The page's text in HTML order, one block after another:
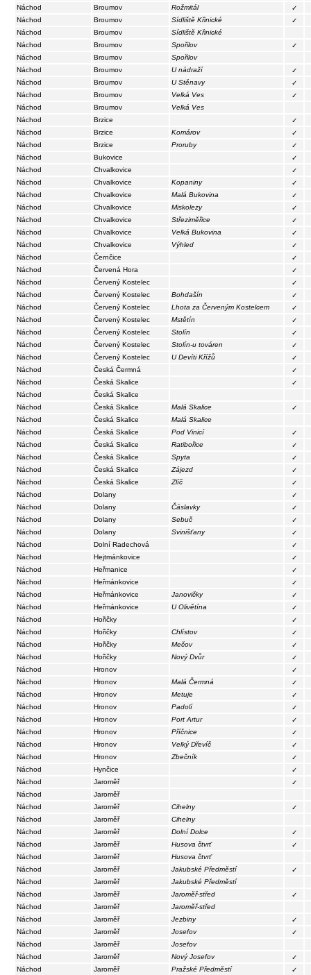
Náchod
Broumov Rožmitál
✓
Náchod
Broumov Sídliště Křinické
✓
Náchod
Broumov
Sídliště Křinické
Náchod
Broumov Spořilov
✓
Náchod
Broumov
Spořilov
Náchod
Broumov U nádraží
✓
Náchod
Broumov U Stěnavy
✓
Náchod
Broumov Velká Ves
✓
Náchod
Broumov
Velká Ves
Náchod
Brzice
✓
Náchod
Brzice Komárov
✓
Náchod
Brzice Proruby
✓
Náchod
Bukovice
✓
Náchod
Chvalkovice
✓
Náchod
Chvalkovice Kopaniny
✓
Náchod
Chvalkovice Malá Bukovina
✓
Náchod
Chvalkovice Miskolezy
✓
Náchod
Chvalkovice Střeziměřice
✓
Náchod
Chvalkovice Velká Bukovina
✓
Náchod
Chvalkovice Výhled
✓
Náchod
Černčice
✓
Náchod
Červená Hora
✓
Náchod
Červený Kostelec
✓
Náchod
Červený Kostelec Bohdašín
✓
Náchod
Červený Kostelec Lhota za Červeným Kostelcem
✓
Náchod
Červený Kostelec Mstětín
✓
Náchod
Červený Kostelec Stolín
✓
Náchod
Červený Kostelec Stolín-u továren
✓
Náchod
Červený Kostelec U Devíti Křížů
✓
Náchod
Česká Čermná
✓
Náchod
Česká Skalice
✓
Náchod
Česká Skalice
Náchod
Česká Skalice Malá Skalice
✓
Náchod
Česká Skalice
Malá Skalice
Náchod
Česká Skalice Pod Vinicí
✓
Náchod
Česká Skalice Ratibořice
✓
Náchod
Česká Skalice Spyta
✓
Náchod
Česká Skalice Zájezd
✓
Náchod
Česká Skalice Zlíč
✓
Náchod
Dolany
✓
Náchod
Dolany Čáslavky
✓
Náchod
Dolany Sebuč
✓
Náchod
Dolany Svinišťany
✓
Náchod
Dolní Radechová
✓
Náchod
Hejtmánkovice
✓
Náchod
Heřmanice
✓
Náchod
Heřmánkovice
✓
Náchod
Heřmánkovice Janovičky
✓
Náchod
Heřmánkovice U Olivětína
✓
Náchod
Hořičky
✓
Náchod
Hořičky Chlístov
✓
Náchod
Hořičky Mečov
✓
Náchod
Hořičky Nový Dvůr
✓
Náchod
Hronov
✓
Náchod
Hronov Malá Čermná
✓
Náchod
Hronov Metuje
✓
Náchod
Hronov Padolí
✓
Náchod
Hronov Port Artur
✓
Náchod
Hronov Příčnice
✓
Náchod
Hronov Velký Dřevíč
✓
Náchod
Hronov Zbečník
✓
Náchod
Hynčice
✓
Náchod
Jaroměř
✓
Náchod
Jaroměř
Náchod
Jaroměř Cihelny
✓
Náchod
Jaroměř
Cihelny
Náchod
Jaroměř Dolní Dolce
✓
Náchod
Jaroměř Husova čtvrť
✓
Náchod
Jaroměř
Husova čtvrť
Náchod
Jaroměř Jakubské Předměstí
✓
Náchod
Jaroměř
Jakubské Předměstí
Náchod
Jaroměř Jaroměř-střed
✓
Náchod
Jaroměř
Jaroměř-střed
Náchod
Jaroměř Jezbiny
✓
Náchod
Jaroměř Josefov
✓
Náchod
Jaroměř
Josefov
Náchod
Jaroměř Nový Josefov
✓
Náchod
Jaroměř Pražské Předměstí
✓